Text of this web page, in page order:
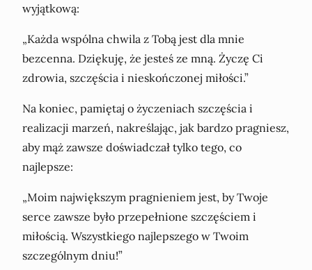
wyjątkową:
„Każda wspólna chwila z Tobą jest dla mnie
bezcenna. Dziękuję, że jesteś ze mną. Życzę Ci
zdrowia, szczęścia i nieskończonej miłości.”
Na koniec, pamiętaj o życzeniach szczęścia i
realizacji marzeń, nakreślając, jak bardzo pragniesz,
aby mąż zawsze doświadczał tylko tego, co
najlepsze:
„Moim największym pragnieniem jest, by Twoje
serce zawsze było przepełnione szczęściem i
miłością. Wszystkiego najlepszego w Twoim
szczególnym dniu!”